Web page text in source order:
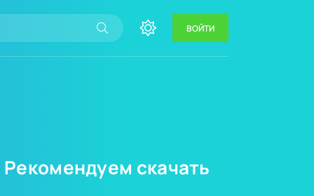
ВОЙТИ
Рекомендуем скачать